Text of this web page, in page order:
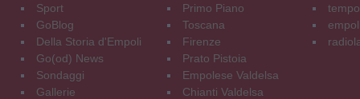
Sport
GoBlog
Della Storia d'Empoli
Go(od) News
Sondaggi
Gallerie
Primo Piano
Toscana
Firenze
Prato Pistoia
Empolese Valdelsa
Chianti Valdelsa